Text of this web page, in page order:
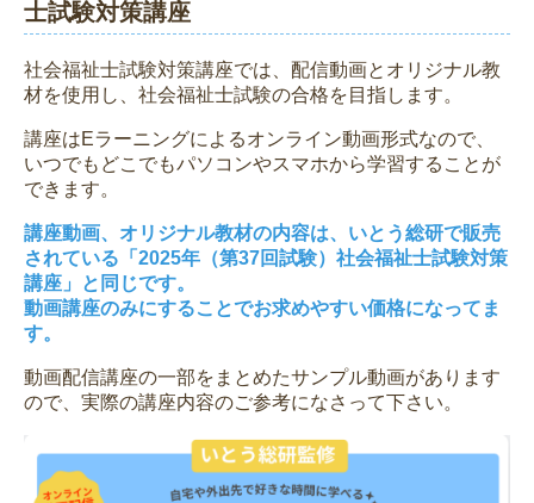
士試験対策講座
社会福祉士試験対策講座では、配信動画とオリジナル教
材を使用し、社会福祉士試験の合格を目指します。
講座はEラーニングによるオンライン動画形式なので、
いつでもどこでもパソコンやスマホから学習することが
できます。
講座動画、オリジナル教材の内容は、いとう総研で販売
されている「2025年（第37回試験）社会福祉士試験対策
講座」と同じです。
動画講座のみにすることでお求めやすい価格になってま
す。
動画配信講座の一部をまとめたサンプル動画があります
ので、実際の講座内容のご参考になさって下さい。